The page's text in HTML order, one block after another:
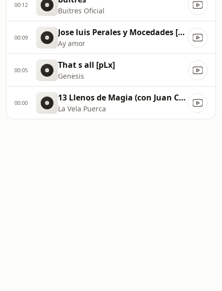
00:12
Buitres Oficial
00:09 Jose luis Perales y Mocedades [OyN]
Ay amor
00:05 That s all [pLx]
Genesis
00:00 13 Llenos de Magia (con Juan Casanova) [w4W]
La Vela Puerca